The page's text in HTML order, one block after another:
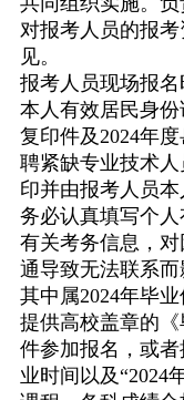
对报考人员的报
见。
报考人员现场报名
本人有效居民身
复印件及2024年
聘紧缺专业技术
印并由报考人员
务必认真填写个
有关考务信息，
通导致无法联系而
其中属2024年毕
提供高校盖章的
件参加报名，或
业时间以及“2024